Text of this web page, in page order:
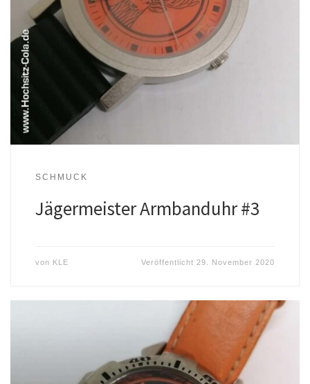
SCHMUCK
Jägermeister Armbanduhr #3
von KLE Veröffentlicht 29. November 2020